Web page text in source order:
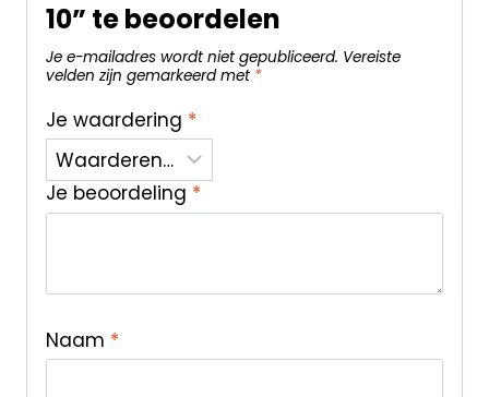
10” te beoordelen
Je e-mailadres wordt niet gepubliceerd. Vereiste
velden zijn gemarkeerd met *
Je waardering *
Je beoordeling *
Naam *